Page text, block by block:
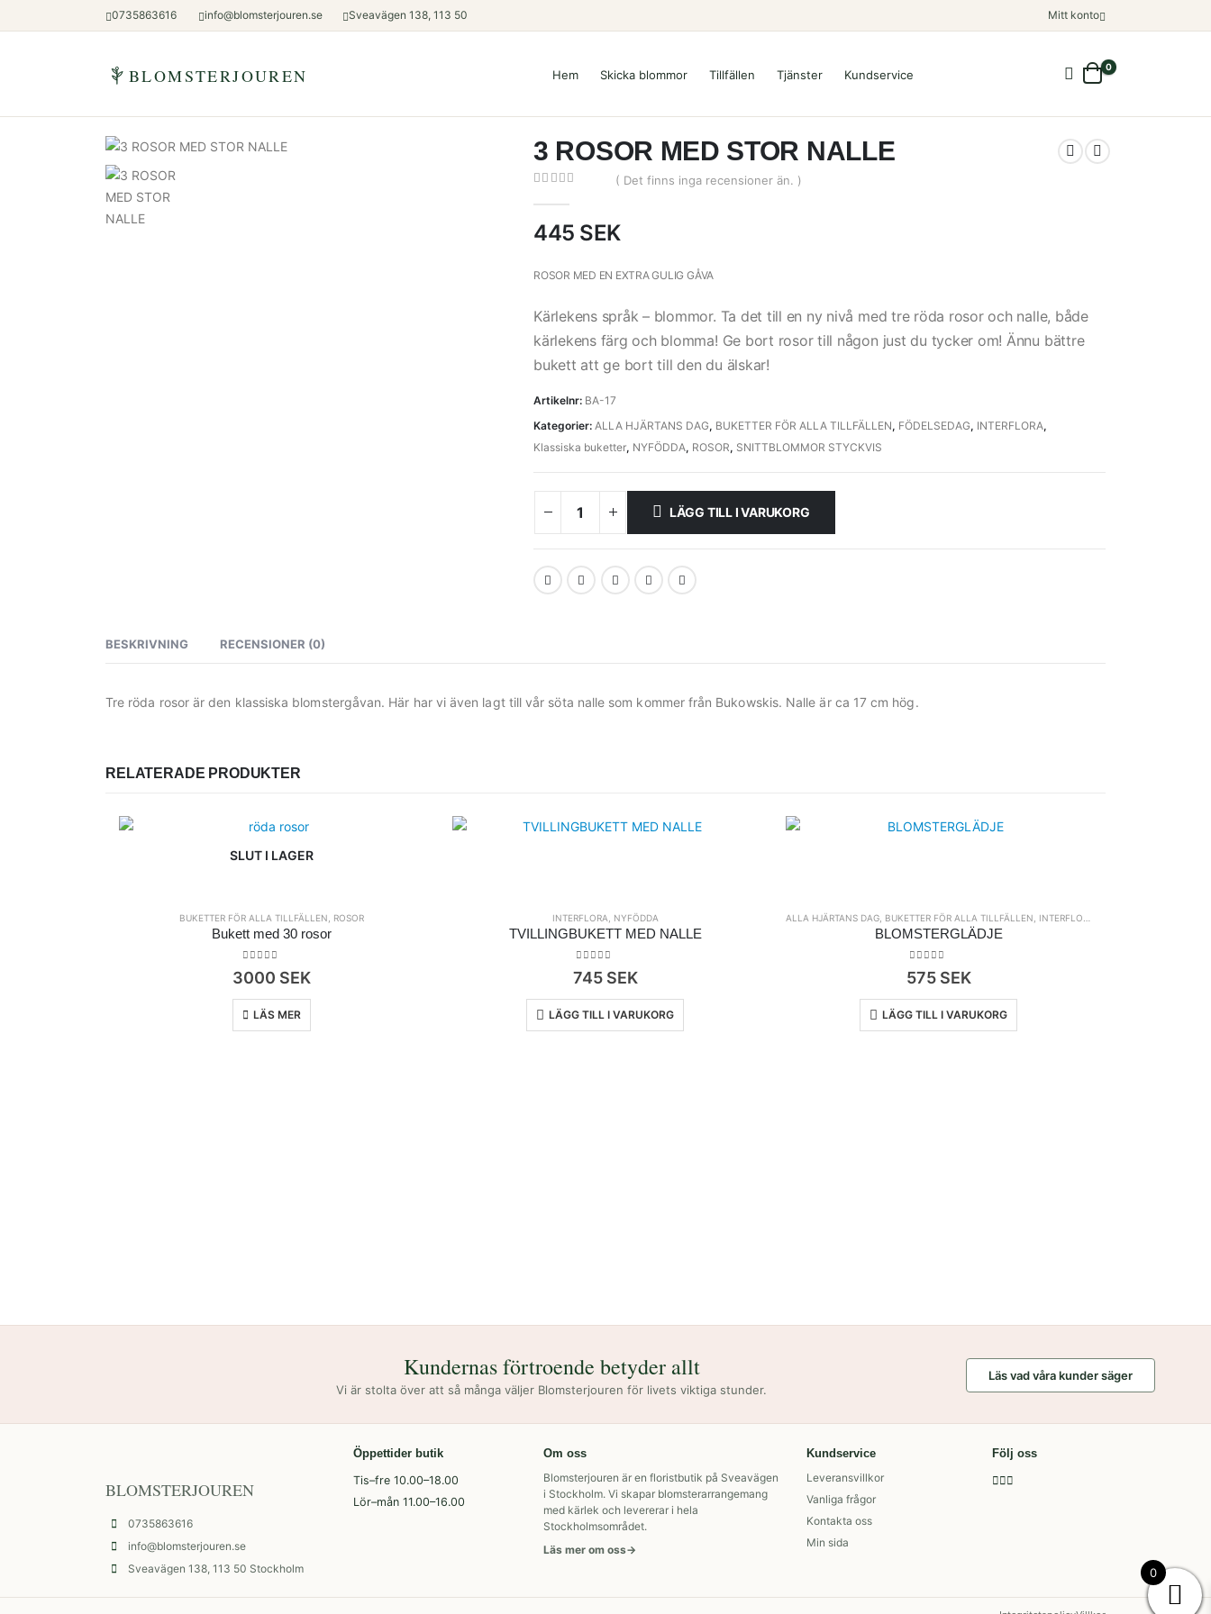
0735863616 info@blomsterjouren.se Sveavägen 138, 113 50 Mitt konto
BLOMSTERJOUREN Hem Skicka blommor Tillfällen Tjänster Kundservice
0
3 ROSOR MED STOR NALLE
( Det finns inga recensioner än. )
445 SEK
ROSOR MED EN EXTRA GULIG GÅVA
Kärlekens språk – blommor. Ta det till en ny nivå med tre röda rosor och nalle, både
kärlekens färg och blomma! Ge bort rosor till någon just du tycker om! Ännu bättre
bukett att ge bort till den du älskar!
Artikelnr: BA-17
Kategorier: ALLA HJÄRTANS DAG, BUKETTER FÖR ALLA TILLFÄLLEN, FÖDELSEDAG, INTERFLORA,
Klassiska buketter, NYFÖDDA, ROSOR, SNITTBLOMMOR STYCKVIS
LÄGG TILL I VARUKORG
BESKRIVNING RECENSIONER (0)
Tre röda rosor är den klassiska blomstergåvan. Här har vi även lagt till vår söta nalle som kommer från Bukowskis. Nalle är ca 17 cm hög.
RELATERADE PRODUKTER
SLUT I LAGER
BUKETTER FÖR ALLA TILLFÄLLEN ROSOR
Bukett med 30 rosor
0out of 5
3000 SEK
LÄS MER
INTERFLORA NYFÖDDA
TVILLINGBUKETT MED NALLE
0 out of 5
745 SEK
LÄGG TILL I VARUKORG
ALLA HJÄRTANS DAG, BUKETTER FÖR ALLA TILLFÄLLEN INTERFLORA
BLOMSTERGLÄDJE
0out of 5
575 SEK
LÄGG TILL I VARUKORG
Kundernas förtroende betyder allt
Vi är stolta över att så många väljer Blomsterjouren för livets viktiga stunder.
Läs vad våra kunder säger
BLOMSTERJOUREN
0735863616
info@blomsterjouren.se
Sveavägen 138, 113 50 Stockholm
Öppettider butik
Tis–fre 10.00–18.00
Lör–mån 11.00–16.00
Om oss
Blomsterjouren är en floristbutik på Sveavägen
i Stockholm. Vi skapar blomsterarrangemang
med kärlek och levererar i hela
Stockholmsområdet.
Läs mer om oss→
Kundservice
Leveransvillkor
Vanliga frågor
Kontakta oss
Min sida
Följ oss
0